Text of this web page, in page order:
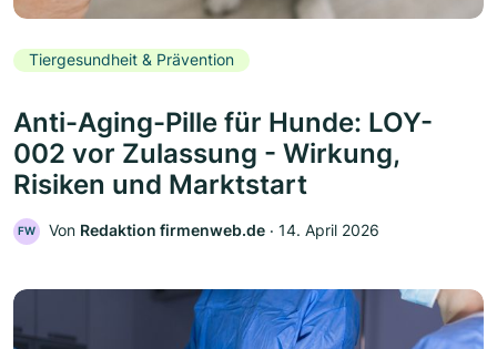
Tiergesundheit & Prävention
Anti-Aging-Pille für Hunde: LOY-
002 vor Zulassung - Wirkung,
Risiken und Marktstart
FW Von Redaktion firmenweb.de ‧ 14. April 2026